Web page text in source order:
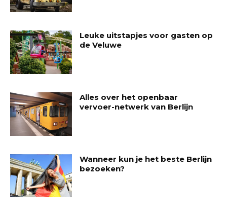
Leuke uitstapjes voor gasten op
de Veluwe
Alles over het openbaar
vervoer-netwerk van Berlijn
Wanneer kun je het beste Berlijn
bezoeken?